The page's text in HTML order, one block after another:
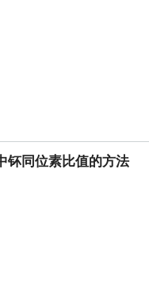
钚同位素比值的方法